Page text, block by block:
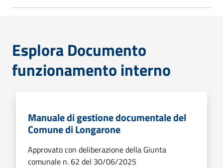
Esplora Documento
funzionamento interno
Manuale di gestione documentale del
Comune di Longarone
Approvato con deliberazione della Giunta
comunale n. 62 del 30/06/2025